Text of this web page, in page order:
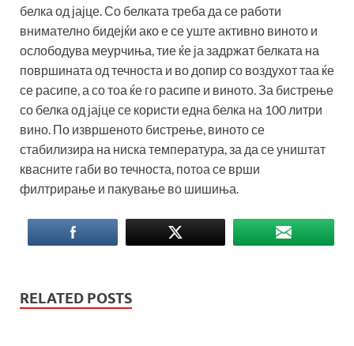
белка од јајце. Со белката треба да се работи
внимателно бидејќи ако е се уште активно виното и
ослободува меурчиња, тие ќе ја задржат белката на
површината од течноста и во допир со воздухот таа ќе
се расипе, а со тоа ќе го расипе и виното. За бистрење
со белка од јајце се користи една белка на 100 литри
вино. По извршеното бистрење, виното се
стабилизира на ниска температура, за да се уништат
квасните габи во течноста, потоа се врши
филтрирање и пакување во шишиња.
RELATED POSTS